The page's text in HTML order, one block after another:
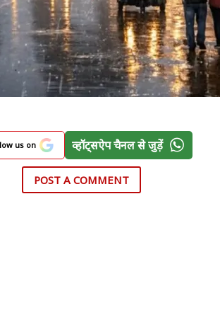
us on व्हॉट्सऐप चैनल से जुड़ें
POST A COMMENT